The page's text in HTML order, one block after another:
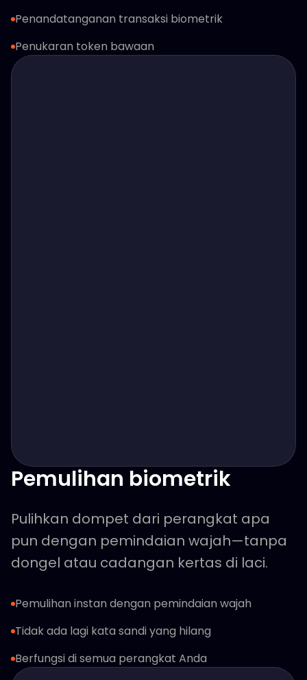
Penandatanganan transaksi biometrik
Penukaran token bawaan
Pemulihan biometrik
Pulihkan dompet dari perangkat apa
pun dengan pemindaian wajah—tanpa
dongel atau cadangan kertas di laci.
Pemulihan instan dengan pemindaian wajah
Tidak ada lagi kata sandi yang hilang
Berfungsi di semua perangkat Anda